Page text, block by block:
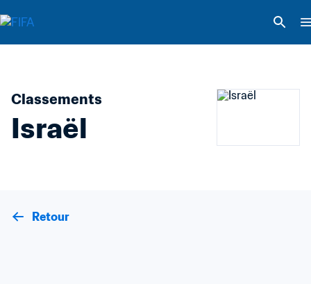
Classements
Israël
Retour